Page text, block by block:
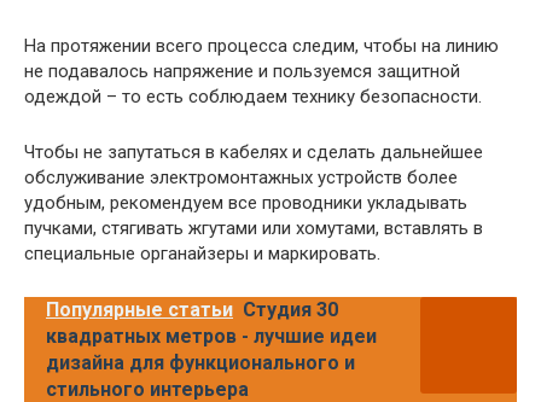
На протяжении всего процесса следим, чтобы на линию
не подавалось напряжение и пользуемся защитной
одеждой – то есть соблюдаем технику безопасности.
Чтобы не запутаться в кабелях и сделать дальнейшее
обслуживание электромонтажных устройств более
удобным, рекомендуем все проводники укладывать
пучками, стягивать жгутами или хомутами, вставлять в
специальные органайзеры и маркировать.
Популярные статьи Студия 30
квадратных метров - лучшие идеи
дизайна для функционального и
стильного интерьера